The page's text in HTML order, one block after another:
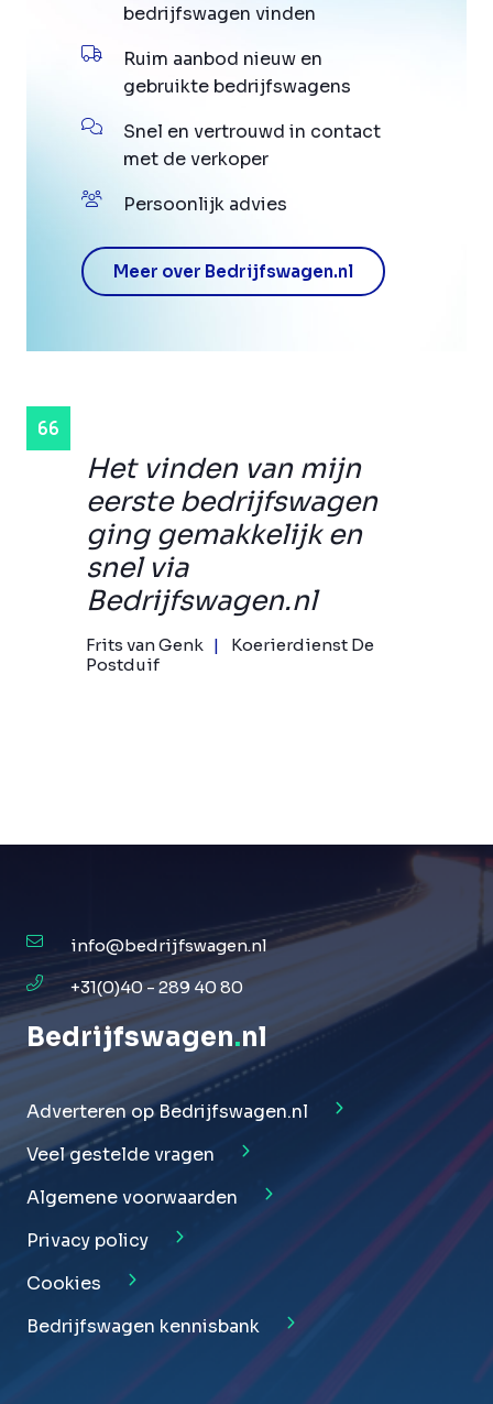
Het vinden van mijn
eerste bedrijfswagen
ging gemakkelijk en
snel via
Bedrijfswagen.nl
Frits van Genk
Koerierdienst De
Postduif
bedrijfswagen vinden
Ruim aanbod nieuw en
gebruikte bedrijfswagens
Snel en vertrouwd in contact
met de verkoper
Persoonlijk advies
Meer over Bedrijfswagen.nl
info@bedrijfswagen.nl
+31(0)40 - 289 40 80
Bedrijfswagen.nl
Adverteren op Bedrijfswagen.nl
Veel gestelde vragen
Algemene voorwaarden
Privacy policy
Cookies
Bedrijfswagen kennisbank